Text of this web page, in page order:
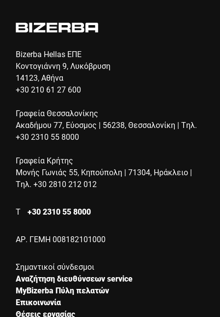
Bizerba Hellas ΕΠΕ
Κοντογιάννη 9, Λυκόβρυση
14123, Αθήνα
+30 210 61 27 600
Γραφεία Θεσσαλονίκης
Ακαδήμου 77, Εύοσμος | 56238, Θεσσαλονίκη | Τηλ.
+30 2310 55 8000
Γραφεία Κρήτης
Μονής Γωνιάς 55, Κηπούπολη | 71304, Ηράκλειο |
Τηλ. +30 2810 212 012
Τ +30 2310 55 8000
ΑΡ. ΓΕΜΗ 008182101000
Σημαντικοί σύνδεσμοι
Αναζήτηση διευθύνσεων service
MyBizerba Πύλη πελατών
Επικοινωνία
Θέσεις εργασίας